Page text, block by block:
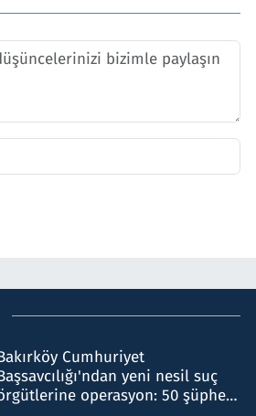
Cumhuriyet
yeni nesil suç
operasyon: 50 şüpheli